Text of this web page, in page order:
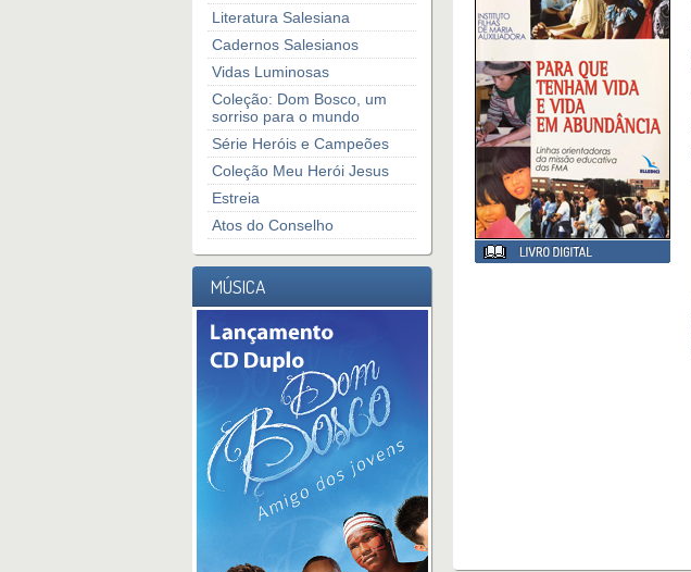
Literatura Salesiana
Cadernos Salesianos
Vidas Luminosas
Coleção: Dom Bosco, um
sorriso para o mundo
Série Heróis e Campeões
Coleção Meu Herói Jesus
Estreia
Atos do Conselho
MÚSICA